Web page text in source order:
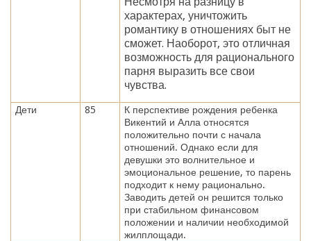
характерах, уничтожить
романтику в отношениях быт не
сможет. Наоборот, это отличная
возможность для рационального
парня выразить все свои
чувства.
Дети 85
К перспективе рождения ребенка
Викентий и Алла относятся
положительно почти с начала
отношений. Однако если для
девушки это волнительное и
эмоциональное решение, то парень
подходит к нему рационально.
Заводить детей он решится только
при стабильном финансовом
положении и наличии необходимой
жилплощади.